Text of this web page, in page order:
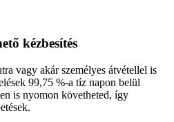
kézbesítés
vagy akár személyes átvétellel is
99,75 %-a tíz napon belül
is nyomon követheted, így